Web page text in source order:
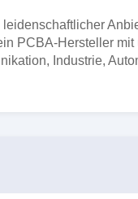
PCBA-Hersteller
Industrie,